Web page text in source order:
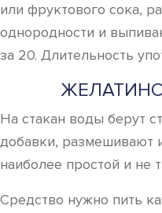
или фруктового сока,
однородности и
за 20. Длительность
На стакан воды берут
добавки, размешивают
наиболее простой и не
Средство нужно пить